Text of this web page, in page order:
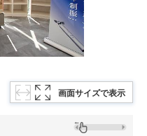
画面サイズで表示